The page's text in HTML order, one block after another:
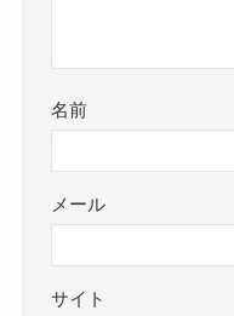
名前
メール
サイト